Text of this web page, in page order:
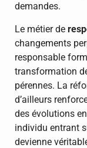
demandes.
Le métier de
changements
responsable
transformation
pérennes. La
d’ailleurs
des évolutions
individu entrant
devienne